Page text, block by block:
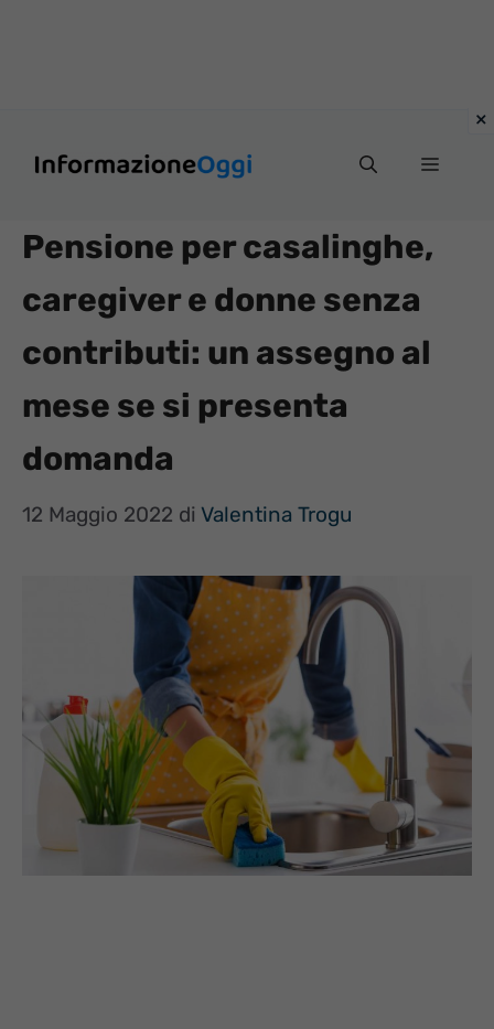
Menu
Pensione per casalinghe,
caregiver e donne senza
contributi: un assegno al
mese se si presenta
domanda
12 Maggio 2022 di Valentina Trogu